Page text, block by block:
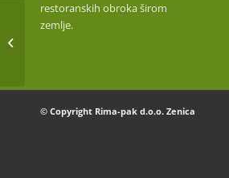
restoranskih obroka širom
zemlje.
© Copyright Rima-pak d.o.o. Zenica